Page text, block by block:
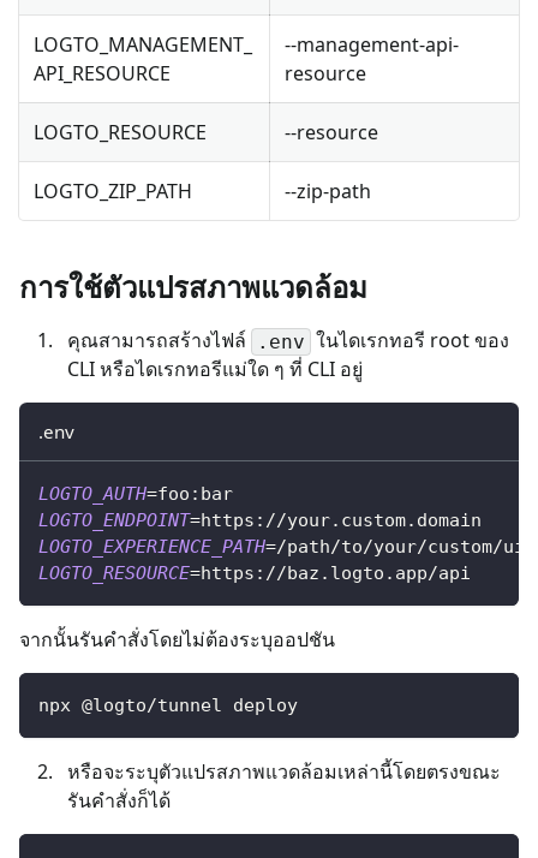
LOGTO_MANAGEMENT_
API_RESOURCE
--management-api-
resource
LOGTO_RESOURCE --resource
LOGTO_ZIP_PATH --zip-path
การใช้ตัวแปรสภาพแวดล้อม
คุณสามารถสร้างไฟล์ .env ในไดเรกทอรี root ของ
CLI หรือไดเรกทอรีแม่ใด ๆ ที่ CLI อยู่
.env
LOGTO_AUTH=foo:bar
LOGTO_ENDPOINT=https://your.custom.domain
LOGTO_EXPERIENCE_PATH=/path/to/your/custom/
LOGTO_RESOURCE=https://baz.logto.app/api
จากนั้นรันคำสั่งโดยไม่ต้องระบุออปชัน
npx @logto/tunnel deploy
หรือจะระบุตัวแปรสภาพแวดล้อมเหล่านี้โดยตรงขณะ
รันคำสั่งก็ได้